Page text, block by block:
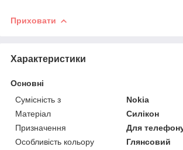
Приховати
Характеристики
Основні
Сумісність з
Nokia
Матеріал
Силікон
Призначення
Для
Особливість кольору
Глянсовий